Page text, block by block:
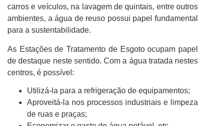
carros e veículos, na lavagem de quintais, entre outros
ambientes, a água de reuso possui papel fundamental
para a sustentabilidade.
As Estações de Tratamento de Esgoto ocupam papel
de destaque neste sentido. Com a água tratada nestes
centros, é possível:
Utilizá-la para a refrigeração de equipamentos;
Aproveitá-la nos processos industriais e limpeza
de ruas e praças;